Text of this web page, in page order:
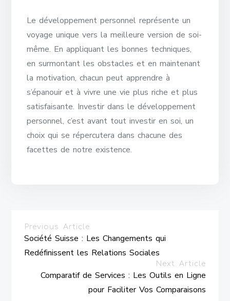
Le développement personnel représente un
voyage unique vers la meilleure version de soi-
même. En appliquant les bonnes techniques,
en surmontant les obstacles et en maintenant
la motivation, chacun peut apprendre à
s’épanouir et à vivre une vie plus riche et plus
satisfaisante. Investir dans le développement
personnel, c’est avant tout investir en soi, un
choix qui se répercutera dans chacune des
facettes de notre existence.
Previous Article
Société Suisse : Les Changements qui
Redéfinissent les Relations Sociales
Next Article
Comparatif de Services : Les Outils en Ligne
pour Faciliter Vos Comparaisons